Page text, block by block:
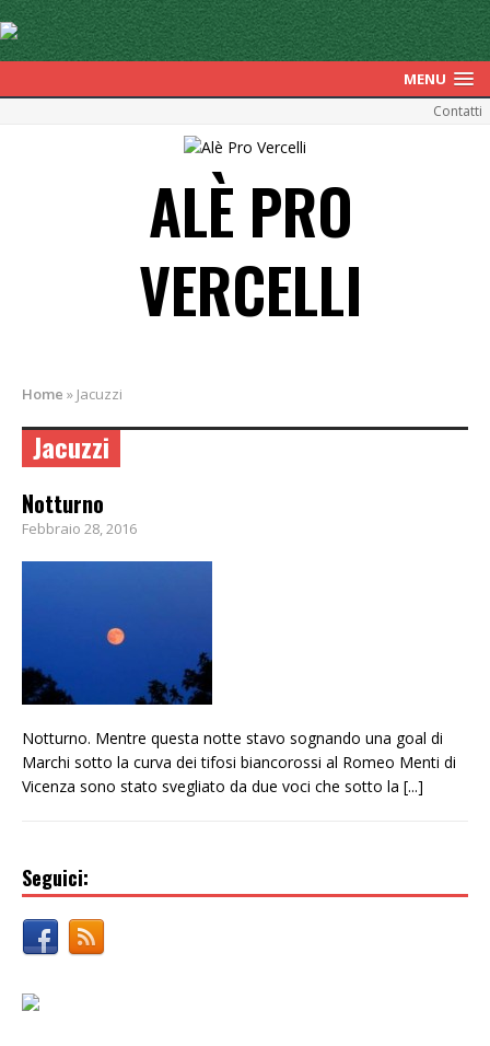
MENU
Contatti
ALÈ PRO
VERCELLI
Home » Jacuzzi
Jacuzzi
Notturno
Febbraio 28, 2016
Notturno. Mentre questa notte stavo sognando una goal di
Marchi sotto la curva dei tifosi biancorossi al Romeo Menti di
Vicenza sono stato svegliato da due voci che sotto la [...]
Seguici: